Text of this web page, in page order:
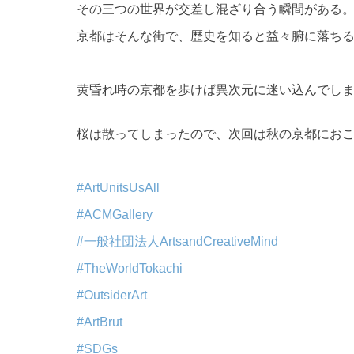
その三つの世界が交差し混ざり合う瞬間がある。
京都はそんな街で、歴史を知ると益々腑に落ちる
黄昏れ時の京都を歩けば異次元に迷い込んでしま
桜は散ってしまったので、次回は秋の京都にお
#ArtUnitsUsAll
#ACMGallery
#一般社団法人ArtsandCreativeMind
#TheWorldTokachi
#OutsiderArt
#ArtBrut
#SDGs